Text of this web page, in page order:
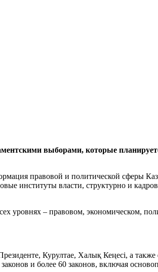
выборами, которые
правовой и политической сферы
институты власти, структурно и
уровнях – правовом, экономическом,
Курултае, Халық Кеңесі, а также
и более 60 законов, включая